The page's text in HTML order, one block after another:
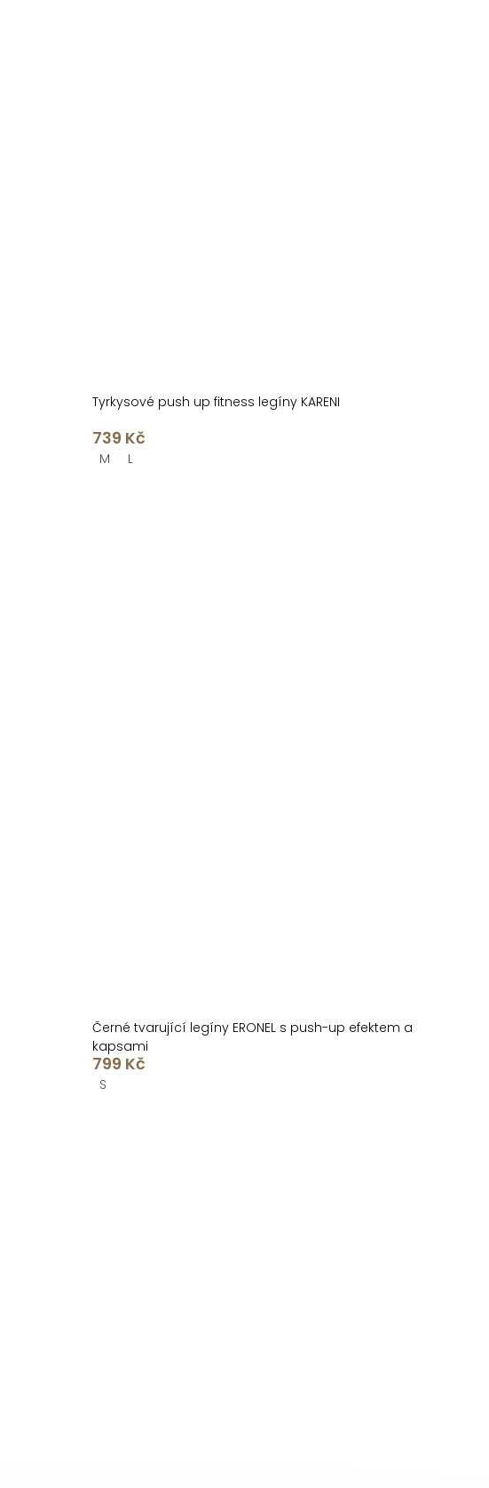
Tyrkysové push up fitness legíny KARENI
739 Kč
M L
Černé tvarující legíny ERONEL s push-up efektem a
kapsami
799 Kč
S